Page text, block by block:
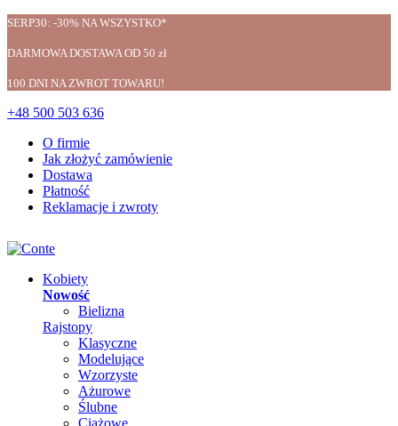
SERP30: -30% NA WSZYSTKO*
DARMOWA DOSTAWA OD 50 zł
100 DNI NA ZWROT TOWARU!
+48 500 503 636
O firmie
Jak złożyć zamówienie
Dostawa
Płatność
Reklamacje i zwroty
Kobiety
Nowość
Bielizna
Rajstopy
Klasyczne
Modelujące
Wzorzyste
Ażurowe
Ślubne
Ciążowe